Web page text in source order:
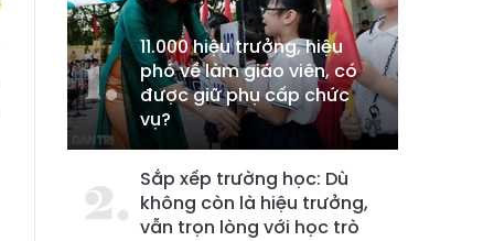
11.000 hiệu trưởng, hiệu
phó về làm giáo viên, có
được giữ phụ cấp chức
vụ?
Sắp xếp trường học: Dù
không còn là hiệu trưởng,
vẫn trọn lòng với học trò